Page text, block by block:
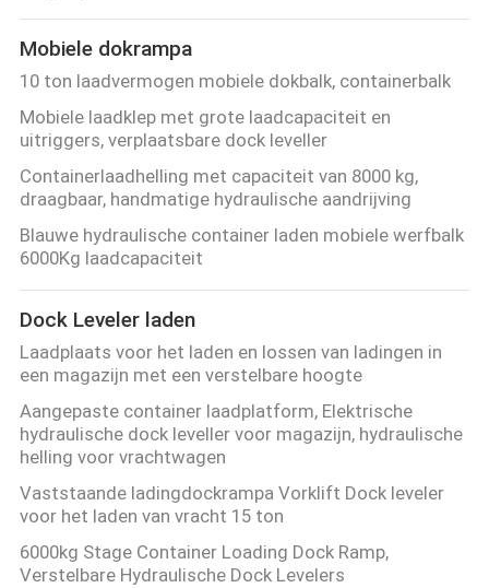
Mobiele dokrampa
10 ton laadvermogen mobiele dokbalk, containerbalk
Mobiele laadklep met grote laadcapaciteit en
uitriggers, verplaatsbare dock leveller
Containerlaadhelling met capaciteit van 8000 kg,
draagbaar, handmatige hydraulische aandrijving
Blauwe hydraulische container laden mobiele werfbalk
6000Kg laadcapaciteit
Dock Leveler laden
Laadplaats voor het laden en lossen van ladingen in
een magazijn met een verstelbare hoogte
Aangepaste container laadplatform, Elektrische
hydraulische dock leveller voor magazijn, hydraulische
helling voor vrachtwagen
Vaststaande ladingdockrampa Vorklift Dock leveler
voor het laden van vracht 15 ton
6000kg Stage Container Loading Dock Ramp,
Verstelbare Hydraulische Dock Levelers